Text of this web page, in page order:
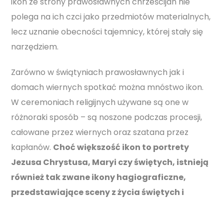
polega na ich czci jako przedmiotów materialnych,
lecz uznanie obecności tajemnicy, której stały się
narzędziem.
Zarówno w świątyniach prawosławnych jak i
domach wiernych spotkać można mnóstwo ikon.
W ceremoniach religijnych używane są one w
różnoraki sposób – są noszone podczas procesji,
całowane przez wiernych oraz szatana przez
kapłanów. Choć większość ikon to portrety
Jezusa Chrystusa, Maryi czy świętych, istnieją
również tak zwane ikony hagiograficzne,
przedstawiające sceny z życia świętych i